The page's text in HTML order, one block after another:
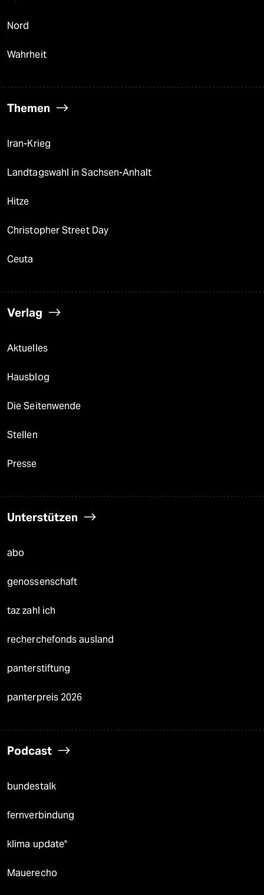
Nord
Wahrheit
Themen
Iran-Krieg
Landtagswahl in Sachsen-Anhalt
Hitze
Christopher Street Day
Ceuta
Verlag
Aktuelles
Hausblog
Die Seitenwende
Stellen
Presse
Unterstützen
abo
genossenschaft
taz zahl ich
recherchefonds ausland
panterstiftung
panterpreis 2026
Podcast
bundestalk
fernverbindung
klima update°
Mauerecho